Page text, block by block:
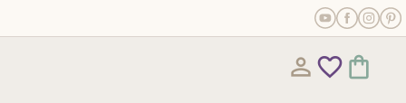
person_outline favorite_outline shopping_bag